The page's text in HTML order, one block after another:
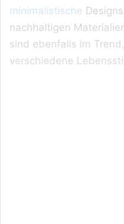
minimalistische
nachhaltigen
sind ebenfalls im
verschiedene